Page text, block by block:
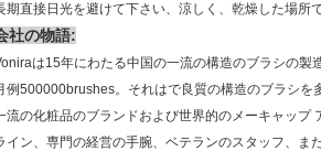
期直接日光を避けて下さい、涼しく、乾燥した場所
社の物語:
は15年にわたる中国の一流の構造のブラシの製
例500000brushes。それはで良質の構造のブラシを
流の化粧品のブランドおよび世界的のメーキャップ
イン、専門の経営の手腕、ベテランのスタッフ、ま